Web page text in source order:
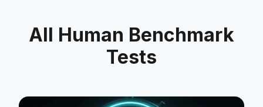
All Human Benchmark
Tests